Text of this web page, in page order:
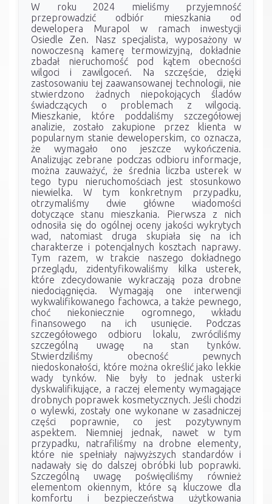
W roku 2024 mieliśmy przyjemność
przeprowadzić odbiór mieszkania od
dewelopera Murapol w ramach inwestycji
Osiedle Zen. Nasz specjalista, wyposażony w
nowoczesną kamerę termowizyjną, dokładnie
zbadał nieruchomość pod kątem obecności
wilgoci i zawilgoceń. Na szczęście, dzięki
zastosowaniu tej zaawansowanej technologii, nie
stwierdzono żadnych niepokojących śladów
świadczących o problemach z wilgocią.
Mieszkanie, które poddaliśmy szczegółowej
analizie, zostało zakupione przez klienta w
popularnym stanie deweloperskim, co oznacza,
że wymagało ono jeszcze wykończenia.
Analizując zebrane podczas odbioru informacje,
można zauważyć, że średnia liczba usterek w
tego typu nieruchomościach jest stosunkowo
niewielka. W tym konkretnym przypadku,
otrzymaliśmy dwie główne wiadomości
dotyczące stanu mieszkania. Pierwsza z nich
odnosiła się do ogólnej oceny jakości wykrytych
wad, natomiast druga skupiała się na ich
charakterze i potencjalnych kosztach naprawy.
Tym razem, w trakcie naszego dokładnego
przeglądu, zidentyfikowaliśmy kilka usterek,
które zdecydowanie wykraczają poza drobne
niedociągnięcia. Wymagają one interwencji
wykwalifikowanego fachowca, a także pewnego,
choć niekoniecznie ogromnego, wkładu
finansowego na ich usunięcie. Podczas
szczegółowego odbioru lokalu, zwróciliśmy
szczególną uwagę na stan tynków.
Stwierdziliśmy obecność pewnych
niedoskonałości, które można określić jako lekkie
wady tynków. Nie były to jednak usterki
dyskwalifikujące, a raczej elementy wymagające
drobnych poprawek kosmetycznych. Jeśli chodzi
o wylewki, zostały one wykonane w zasadniczej
części poprawnie, co jest pozytywnym
aspektem. Niemniej jednak, nawet w tym
przypadku, natrafiliśmy na drobne elementy,
które nie spełniały najwyższych standardów i
nadawały się do dalszej obróbki lub poprawki.
Szczególną uwagę poświęciliśmy również
elementom okiennym, które są kluczowe dla
komfortu i bezpieczeństwa użytkowania